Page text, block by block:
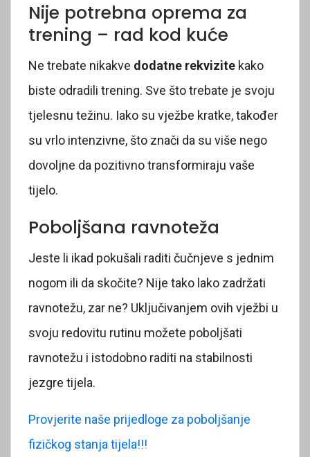
Nije potrebna oprema za
trening – rad kod kuće
Ne trebate nikakve dodatne rekvizite kako
biste odradili trening. Sve što trebate je svoju
tjelesnu težinu. Iako su vježbe kratke, također
su vrlo intenzivne, što znači da su više nego
dovoljne da pozitivno transformiraju vaše
tijelo.
Poboljšana ravnoteža
Jeste li ikad pokušali raditi čučnjeve s jednim
nogom ili da skočite? Nije tako lako zadržati
ravnotežu, zar ne? Uključivanjem ovih vježbi u
svoju redovitu rutinu možete poboljšati
ravnotežu i istodobno raditi na stabilnosti
jezgre tijela.
Provjerite naše prijedloge za poboljšanje
fizičkog stanja tijela!!!